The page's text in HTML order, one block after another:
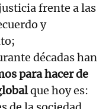
frente a las
y
décadas han
para hacer de
que hoy es: